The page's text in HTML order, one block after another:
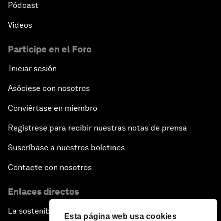
Esta página web usa cookies
Pódcast
Vídeos
Participe en el Foro
Iniciar sesión
Asóciese con nosotros
Conviértase en miembro
Regístrese para recibir nuestras notas de prensa
Suscríbase a nuestros boletines
Contacte con nosotros
Enlaces directos
La sostenibilidad en el Foro